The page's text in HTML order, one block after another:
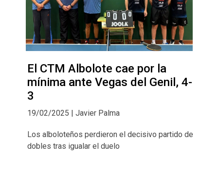
El CTM Albolote cae por la
mínima ante Vegas del Genil, 4-
3
19/02/2025 | Javier Palma
Los alboloteños perdieron el decisivo partido de
dobles tras igualar el duelo